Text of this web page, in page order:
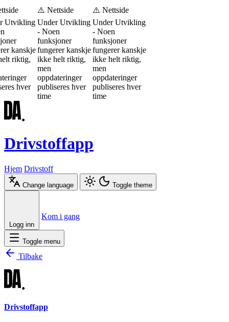
Utvikling
kanskje
riktig,
hver
⚠️ Nettside
Under Utvikling
- Noen
funksjoner
fungerer kanskje
ikke helt riktig,
men
oppdateringer
publiseres hver
time
⚠️ Nettside
Under Utvikling
- Noen
funksjoner
fungerer kanskje
ikke helt riktig,
men
oppdateringer
publiseres hver
time
Drivstoffapp
Hjem Drivstoff
Change language Toggle theme
Logg inn
Kom i gang
Toggle menu
Tilbake
Drivstoffapp